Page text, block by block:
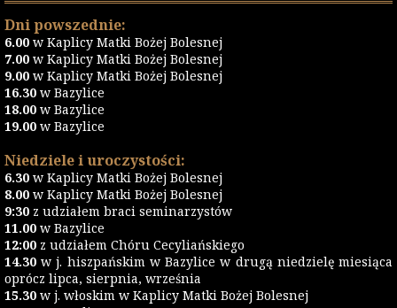
Dni powszednie:
6.00 w Kaplicy Matki Bożej Bolesnej
7.00 w Kaplicy Matki Bożej Bolesnej
9.00 w Kaplicy Matki Bożej Bolesnej
16.30 w Bazylice
18.00 w Bazylice
19.00 w Bazylice
Niedziele i uroczystości:
6.30 w Kaplicy Matki Bożej Bolesnej
8.00 w Kaplicy Matki Bożej Bolesnej
9:30 z udziałem braci seminarzystów
11.00 w Bazylice
12:00 z udziałem Chóru Cecyliańskiego
14.30 w j. hiszpańskim w Bazylice w drugą niedzielę miesiąca
oprócz lipca, sierpnia, września
15.30 w j. włoskim w Kaplicy Matki Bożej Bolesnej